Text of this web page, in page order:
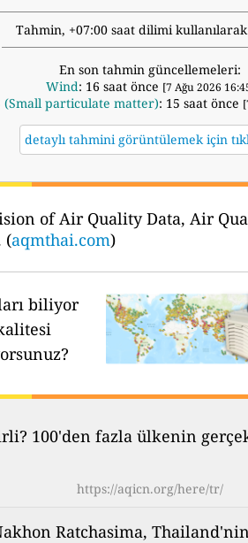
Tahmin, +07:00 saat dilimi
En son tahmin güncellemeleri:
Wind: 16 saat önce [7 Ağu 2026
(Small particulate matter): 15 saat önce
detaylı tahmini görüntülemek için
of Air Quality Data, Air
(aqmthai.com)
biliyor
100'den fazla ülkenin
https://aqicn.org/here/tr/
Ratchasima,